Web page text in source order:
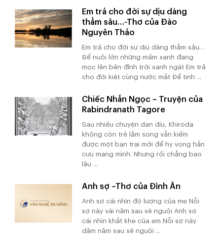
Em trả cho đời sự dịu dàng
thẳm sâu…-Thơ của Đào
Nguyên Thảo
Em trả cho đời sự dịu dàng thẳm sâu…
Để nuôi lớn những mầm xanh đang
mọc lên bên đỉnh trời xanh ngát Em trả
cho đời kiệt cùng nước mắt Để tinh ...
Chiếc Nhẫn Ngọc – Truyện của
Rabindranath Tagore
Sau nhiều chuyện dan díu, Khiroda
không còn trẻ lắm song vẫn kiếm
được một bạn trai mới để hy vọng hắn
cưu mang mình. Nhưng rồi chẳng bao
lâu ...
Anh sợ –Thơ của Đình Ân
Anh sợ cái nhìn độ lượng của mẹ Nỗi
sợ này vài năm sau sẽ nguôi Anh sợ
cái nhìn khắt khe của em Nỗi sợ này
dăm năm sau sẽ nguôi ...